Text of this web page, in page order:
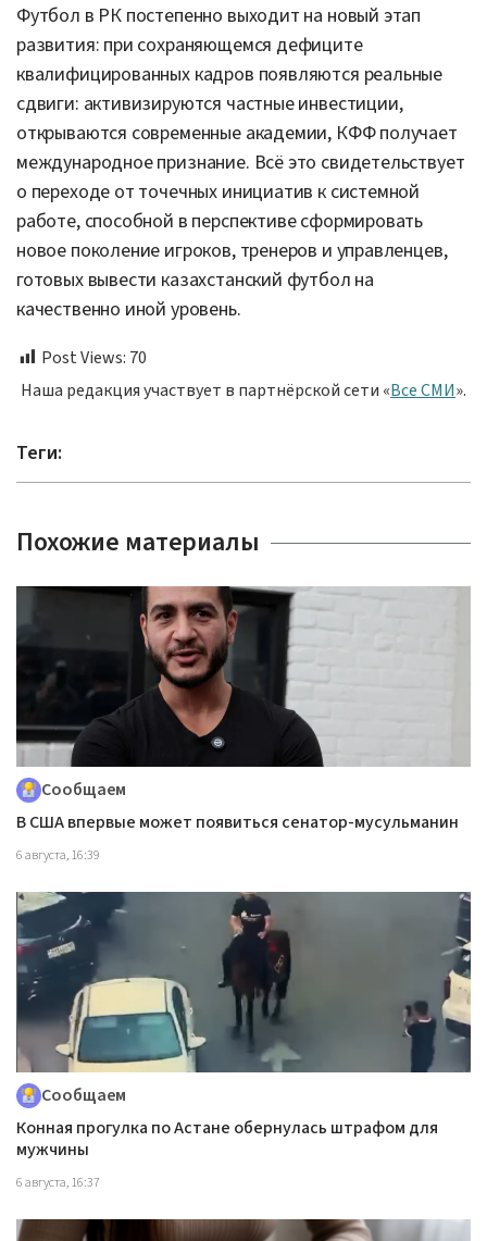
Футбол в РК постепенно выходит на новый этап
развития: при сохраняющемся дефиците
квалифицированных кадров появляются реальные
сдвиги: активизируются частные инвестиции,
открываются современные академии, КФФ получает
международное признание. Всё это свидетельствует
о переходе от точечных инициатив к системной
работе, способной в перспективе сформировать
новое поколение игроков, тренеров и управленцев,
готовых вывести казахстанский футбол на
качественно иной уровень.
Post Views: 70
Наша редакция участвует в партнёрской сети «Все СМИ».
Теги:
Похожие материалы
Сообщаем
В США впервые может появиться сенатор-мусульманин
6 августа, 16:39
Сообщаем
Конная прогулка по Астане обернулась штрафом для
мужчины
6 августа, 16:37